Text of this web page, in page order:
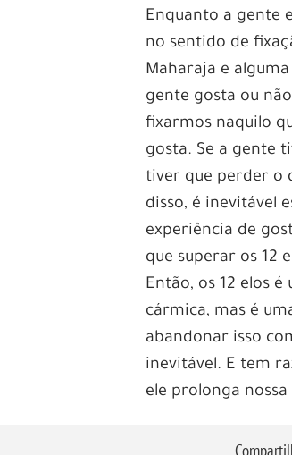
Enquanto a gente
no sentido de
Maharaja e
gente gosta ou
fixarmos naquilo
gosta. Se a gente
tiver que perder o
disso, é inevitável
experiência de
que superar os 12
Então, os 12 elos
cármica, mas é
abandonar isso
inevitável. E tem
ele prolonga